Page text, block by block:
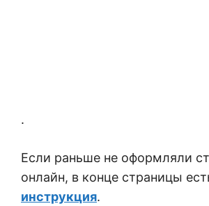
.
Если раньше не оформляли
онлайн, в конце страницы
инструкция.